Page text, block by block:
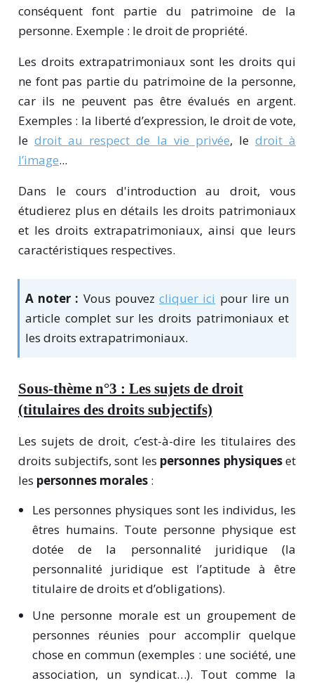
conséquent font partie du patrimoine de la
personne. Exemple : le droit de propriété.
Les droits extrapatrimoniaux sont les droits qui
ne font pas partie du patrimoine de la personne,
car ils ne peuvent pas être évalués en argent.
Exemples : la liberté d’expression, le droit de vote,
ledroit au respect de la vie privée, le droit à
l’image...
Dans le cours d'introduction au droit, vous
étudierez plus en détails les droits patrimoniaux
et les droits extrapatrimoniaux, ainsi que leurs
caractéristiques respectives.
A noter : Vous pouvezcliquer ici pour lire un
article complet sur les droits patrimoniaux et
les droits extrapatrimoniaux.
Sous-thème n°3 : Les sujets de droit
(titulaires des droits subjectifs)
Les sujets de droit, c’est-à-dire les titulaires des
droits subjectifs, sont les personnes physiqueset
les personnes morales :
Les personnes physiques sont les individus, les
êtres humains. Toute personne physique est
dotée de la personnalité juridique (la
personnalité juridique est l’aptitude à être
titulaire de droits et d’obligations).
Une personne morale est un groupement de
personnes réunies pour accomplir quelque
chose en commun (exemples : une société, une
association, un syndicat…). Tout comme la